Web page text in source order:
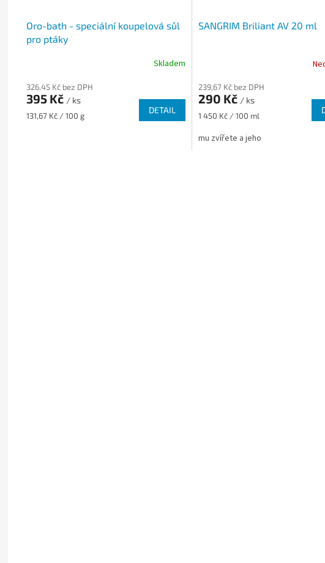
Oro-bath - speciální koupelová sůl
pro ptáky
Skladem
326,45 Kč bez DPH
395 Kč / ks
Měrná
131,67 Kč / 100 g
DETAIL
SANGRIM Briliant AV 20 ml
239,67 Kč bez DPH
290 Kč / ks
Měrná
1 450 Kč / 100 ml
mu zvířete a jeho